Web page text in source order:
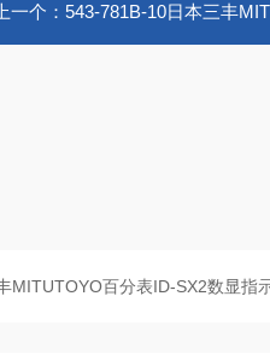
上一个： 543-781B-10日本三丰MITUTOYO百分表